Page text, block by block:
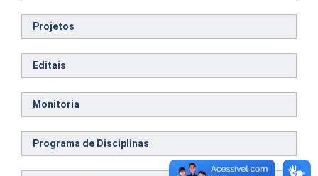
Projetos
Editais
Monitoria
Programa de Disciplinas